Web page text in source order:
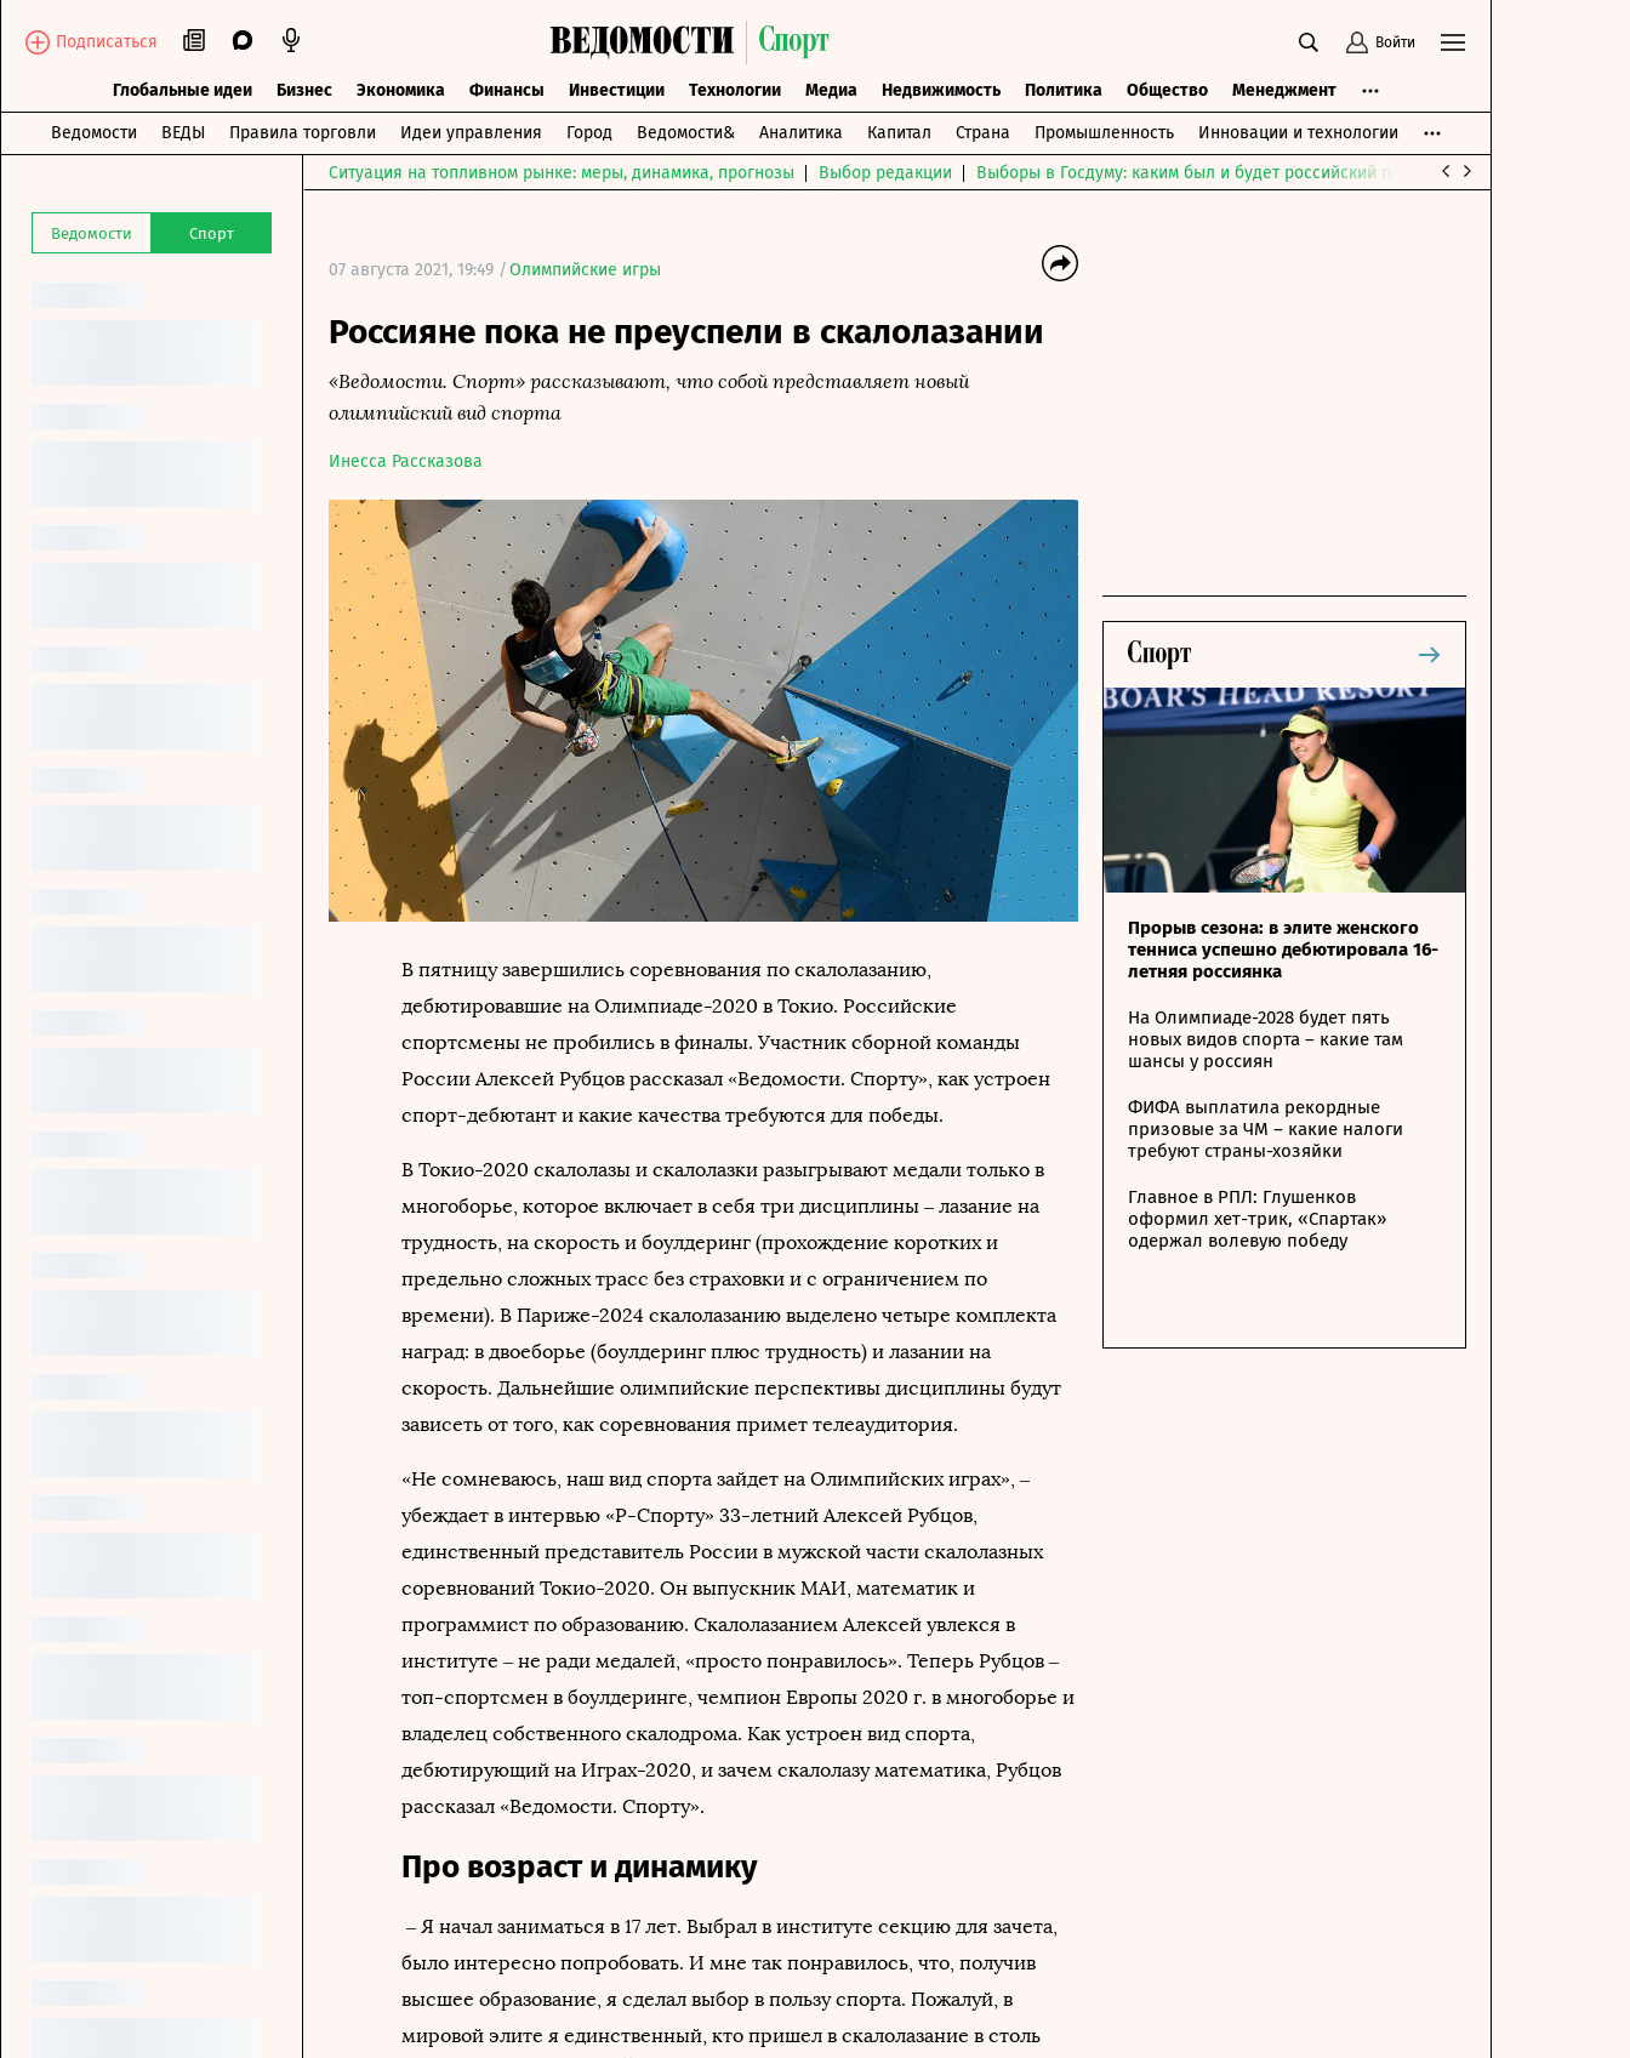
Подписаться Войти
Глобальные идеи Бизнес Экономика Финансы Инвестиции Технологии Медиа Недвижимость Политика Общество Менеджмент
Ведомости ВЕДЫ Правила торговли Идеи управления Город Ведомости& Аналитика Капитал Страна Промышленность Инновации и технологии
Ведомости Спорт
Ситуация на топливном рынке: меры, динамика, прогнозы Выбор редакции Выборы в Госдуму: каким был и будет российский парламент
07 августа 2021, 19:49 /Олимпийские игры
Россияне пока не преуспели в скалолазании
«Ведомости. Спорт» рассказывают, что собой представляет новый
олимпийский вид спорта
Инесса Рассказова
В пятницу завершились соревнования по скалолазанию,
дебютировавшие на Олимпиаде-2020 в Токио. Российские
спортсмены не пробились в финалы. Участник сборной команды
России Алексей Рубцов рассказал «Ведомости. Спорту», как устроен
спорт-дебютант и какие качества требуются для победы.
В Токио-2020 скалолазы и скалолазки разыгрывают медали только в
многоборье, которое включает в себя три дисциплины – лазание на
трудность, на скорость и боулдеринг (прохождение коротких и
предельно сложных трасс без страховки и с ограничением по
времени). В Париже-2024 скалолазанию выделено четыре комплекта
наград: в двоеборье (боулдеринг плюс трудность) и лазании на
скорость. Дальнейшие олимпийские перспективы дисциплины будут
зависеть от того, как соревнования примет телеаудитория.
«Не сомневаюсь, наш вид спорта зайдет на Олимпийских играх», –
убеждает в интервью «Р-Спорту» 33-летний Алексей Рубцов,
единственный представитель России в мужской части скалолазных
соревнований Токио-2020. Он выпускник МАИ, математик и
программист по образованию. Скалолазанием Алексей увлекся в
институте – не ради медалей, «просто понравилось». Теперь Рубцов –
топ-спортсмен в боулдеринге, чемпион Европы 2020 г. в многоборье и
владелец собственного скалодрома. Как устроен вид спорта,
дебютирующий на Играх-2020, и зачем скалолазу математика, Рубцов
рассказал «Ведомости. Спорту».
Про возраст и динамику
– Я начал заниматься в 17 лет. Выбрал в институте секцию для зачета,
было интересно попробовать. И мне так понравилось, что, получив
высшее образование, я сделал выбор в пользу спорта. Пожалуй, в
мировой элите я единственный, кто пришел в скалолазание в столь
Прорыв сезона: в элите женского
тенниса успешно дебютировала 16-
летняя россиянка
На Олимпиаде-2028 будет пять
новых видов спорта – какие там
шансы у россиян
ФИФА выплатила рекордные
призовые за ЧМ – какие налоги
требуют страны-хозяйки
Главное в РПЛ: Глушенков
оформил хет-трик, «Спартак»
одержал волевую победу